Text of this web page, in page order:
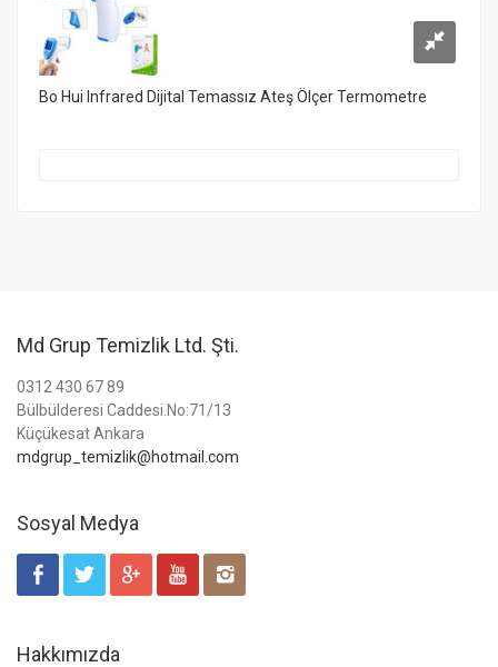
Bo Hui Infrared Dijital Temassız Ateş Ölçer Termometre
Md Grup Temizlik Ltd. Şti.
0312 430 67 89
Bülbülderesi Caddesi.No:71/13
Küçükesat Ankara
mdgrup_temizlik@hotmail.com
Sosyal Medya
Hakkımızda